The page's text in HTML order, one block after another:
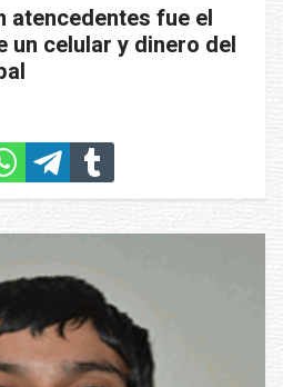
atencedentes fue el
un celular y dinero del